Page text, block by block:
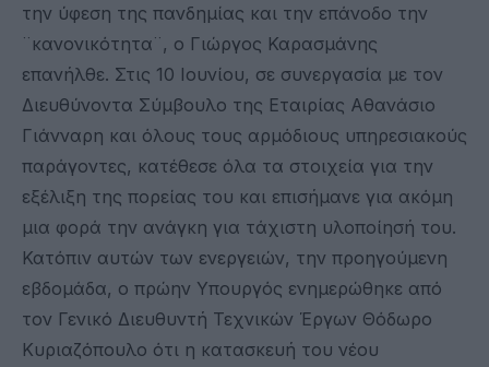
την ύφεση της πανδημίας και την επάνοδο την
¨κανονικότητα¨, ο Γιώργος Καρασμάνης
επανήλθε. Στις 10 Ιουνίου, σε συνεργασία με τον
Διευθύνοντα Σύμβουλο της Εταιρίας Αθανάσιο
Γιάνναρη και όλους τους αρμόδιους υπηρεσιακούς
παράγοντες, κατέθεσε όλα τα στοιχεία για την
εξέλιξη της πορείας του και επισήμανε για ακόμη
μια φορά την ανάγκη για τάχιστη υλοποίησή του.
Κατόπιν αυτών των ενεργειών, την προηγούμενη
εβδομάδα, ο πρώην Υπουργός ενημερώθηκε από
τον Γενικό Διευθυντή Τεχνικών Έργων Θόδωρο
Κυριαζόπουλο ότι η κατασκευή του νέου